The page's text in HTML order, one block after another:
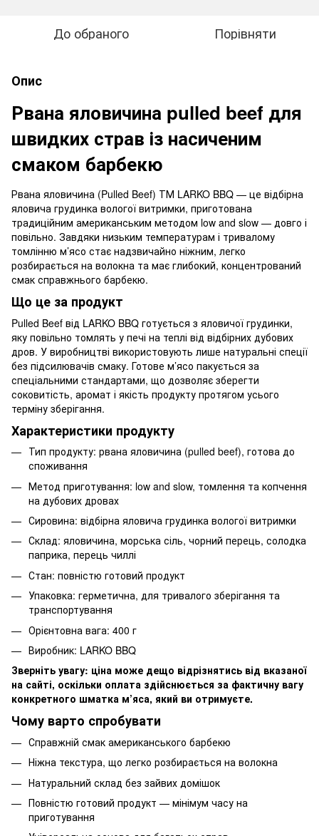
До обраного Порівняти
Опис
Рвана яловичина pulled beef для
швидких страв із насиченим
смаком барбекю
Рвана яловичина (Pulled Beef) ТМ LARKO BBQ — це відбірна
яловича грудинка вологої витримки, приготована
традиційним американським методом low and slow — довго і
повільно. Завдяки низьким температурам і тривалому
томлінню м’ясо стає надзвичайно ніжним, легко
розбирається на волокна та має глибокий, концентрований
смак справжнього барбекю.
Що це за продукт
Pulled Beef від LARKO BBQ готується з яловичої грудинки,
яку повільно томлять у печі на теплі від відбірних дубових
дров. У виробництві використовують лише натуральні спеції
без підсилювачів смаку. Готове м’ясо пакується за
спеціальними стандартами, що дозволяє зберегти
соковитість, аромат і якість продукту протягом усього
терміну зберігання.
Характеристики продукту
Тип продукту: рвана яловичина (pulled beef), готова до
споживання
Метод приготування: low and slow, томлення та копчення
на дубових дровах
Сировина: відбірна яловича грудинка вологої витримки
Склад: яловичина, морська сіль, чорний перець, солодка
паприка, перець чиллі
Стан: повністю готовий продукт
Упаковка: герметична, для тривалого зберігання та
транспортування
Орієнтовна вага: 400 г
Виробник: LARKO BBQ
Зверніть увагу: ціна може дещо відрізнятись від вказаної
на сайті, оскільки оплата здійснюється за фактичну вагу
конкретного шматка м’яса, який ви отримуєте.
Чому варто спробувати
Справжній смак американського барбекю
Ніжна текстура, що легко розбирається на волокна
Натуральний склад без зайвих домішок
Повністю готовий продукт — мінімум часу на
приготування